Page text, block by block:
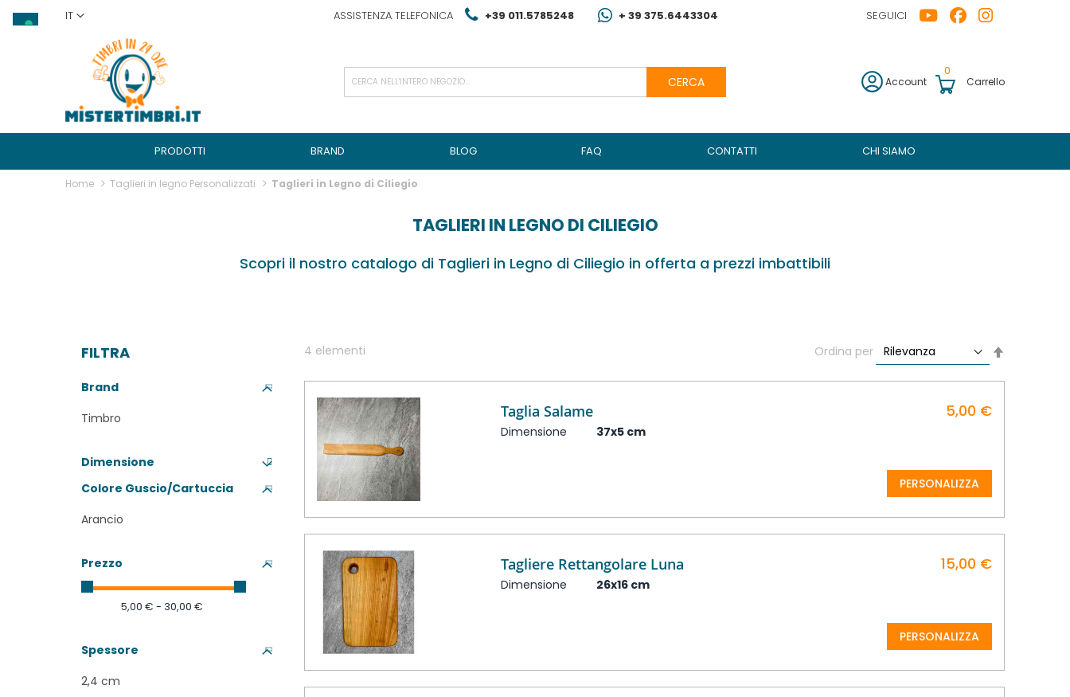
al
IT ASSISTENZA TELEFONICA +39 011.5785248 + 39 375.6443304 SEGUICI
CERCA Account Carrello
0
PRODOTTI BRAND BLOG FAQ CONTATTI CHI SIAMO
Home Taglieri in legno Personalizzati Taglieri in Legno di Ciliegio
TAGLIERI IN LEGNO DI CILIEGIO
Scopri il nostro catalogo di Taglieri in Legno di Ciliegio in offerta a prezzi imbattibili
4 elementi Ordina per
Taglia Salame
Dimensione 37x5 cm
5,00 €
PERSONALIZZA
Tagliere Rettangolare Luna
Dimensione 26x16 cm
15,00 €
PERSONALIZZA
FILTRA
Brand
Timbro
Dimensione
Colore Guscio/Cartuccia
Arancio
Prezzo
5,00 € - 30,00 €
Spessore
2,4 cm